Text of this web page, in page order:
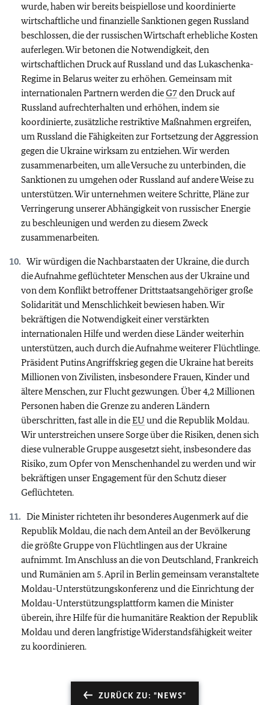
wurde, haben wir bereits beispiellose und koordinierte
wirtschaftliche und finanzielle Sanktionen gegen Russland
beschlossen, die der russischen Wirtschaft erhebliche Kosten
auferlegen. Wir betonen die Notwendigkeit, den
wirtschaftlichen Druck auf Russland und das Lukaschenka-
Regime in Belarus weiter zu erhöhen. Gemeinsam mit
internationalen Partnern werden dieG7den Druck auf
Russland aufrechterhalten und erhöhen, indem sie
koordinierte, zusätzliche restriktive Maßnahmen ergreifen,
um Russland die Fähigkeiten zur Fortsetzung der Aggression
gegen die Ukraine wirksam zu entziehen. Wir werden
zusammenarbeiten, um alle Versuche zu unterbinden, die
Sanktionen zu umgehen oder Russland auf andere Weise zu
unterstützen. Wir unternehmen weitere Schritte, Pläne zur
Verringerung unserer Abhängigkeit von russischer Energie
zu beschleunigen und werden zu diesem Zweck
zusammenarbeiten.
Wir würdigen die Nachbarstaaten der Ukraine, die durch
die Aufnahme geflüchteter Menschen aus der Ukraine und
von dem Konflikt betroffener Drittstaatsangehöriger große
Solidarität und Menschlichkeit bewiesen haben. Wir
bekräftigen die Notwendigkeit einer verstärkten
internationalen Hilfe und werden diese Länder weiterhin
unterstützen, auch durch die Aufnahme weiterer Flüchtlinge.
Präsident Putins Angriffskrieg gegen die Ukraine hat bereits
Millionen von Zivilisten, insbesondere Frauen, Kinder und
ältere Menschen, zur Flucht gezwungen. Über 4,2 Millionen
Personen haben die Grenze zu anderen Ländern
überschritten, fast alle in dieEU und die Republik Moldau.
Wir unterstreichen unsere Sorge über die Risiken, denen sich
diese vulnerable Gruppe ausgesetzt sieht, insbesondere das
Risiko, zum Opfer von Menschenhandel zu werden und wir
bekräftigen unser Engagement für den Schutz dieser
Geflüchteten.
Die Minister richteten ihr besonderes Augenmerk auf die
Republik Moldau, die nach dem Anteil an der Bevölkerung
die größte Gruppe von Flüchtlingen aus der Ukraine
aufnimmt. Im Anschluss an die von Deutschland, Frankreich
und Rumänien am 5. April in Berlin gemeinsam veranstaltete
Moldau-Unterstützungskonferenz und die Einrichtung der
Moldau-Unterstützungsplattform kamen die Minister
überein, ihre Hilfe für die humanitäre Reaktion der Republik
Moldau und deren langfristige Widerstandsfähigkeit weiter
zu koordinieren.
ZURÜCK ZU: "NEWS"